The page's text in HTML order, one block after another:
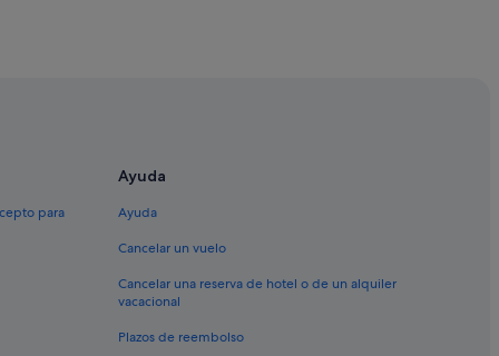
para
Ayuda
Ayuda
Cancelar un vuelo
Cancelar una reserva de hotel o de un alquiler
vacacional
Plazos de reembolso